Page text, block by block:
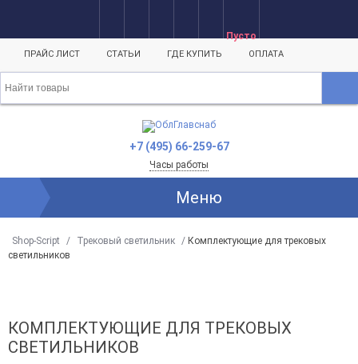
Пусто
ПРАЙС ЛИСТ СТАТЬИ ГДЕ КУПИТЬ ОПЛАТА
+7 (495) 66-259-67
Часы работы
Меню
Shop-Script / Трековый светильник / Комплектующие для трековых
светильников
КОМПЛЕКТУЮЩИЕ ДЛЯ ТРЕКОВЫХ
СВЕТИЛЬНИКОВ